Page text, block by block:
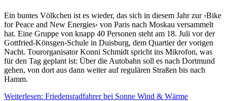
Ein buntes Völkchen ist es wieder, das sich in diesem Jahr zur ›Bike
for Peace and New Energies‹ von Paris nach Moskau versammelt
hat. Eine Gruppe von knapp 40 Personen steht am 18. Juli vor der
Gottfried-Könsgen-Schule in Duisburg, dem Quartier der vorigen
Nacht. Tourorganisator Konni Schmidt spricht ins Mikrofon, was
für den Tag geplant ist: Über die Autobahn soll es nach Dortmund
gehen, von dort aus dann weiter auf regulären Straßen bis nach
Hamm.
Weiterlesen: Friedensradfahrer bei Sonne Wind & Wärme